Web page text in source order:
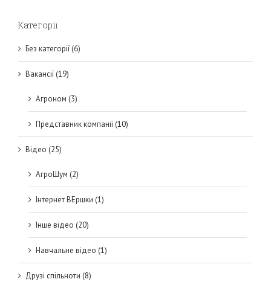
Категорії
Без категорії (6)
Вакансії (19)
Агроном (3)
Представник компанії (10)
Відео (25)
АгроШум (2)
Інтернет ВЕршки (1)
Інше відео (20)
Навчальне відео (1)
Друзі спільноти (8)